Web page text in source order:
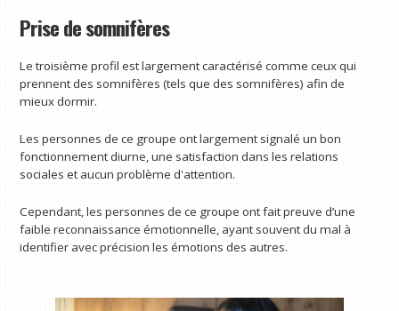
Prise de somnifères
Le troisième profil est largement caractérisé comme ceux qui
prennent des somnifères (tels que des somnifères) afin de
mieux dormir.
Les personnes de ce groupe ont largement signalé un bon
fonctionnement diurne, une satisfaction dans les relations
sociales et aucun problème d'attention.
Cependant, les personnes de ce groupe ont fait preuve d’une
faible reconnaissance émotionnelle, ayant souvent du mal à
identifier avec précision les émotions des autres.